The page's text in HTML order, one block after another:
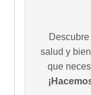
salud y
que